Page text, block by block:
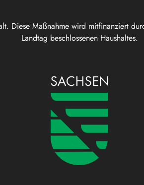
Diese Maßnahme wird mitfinanziert
Landtag beschlossenen Haushaltes.